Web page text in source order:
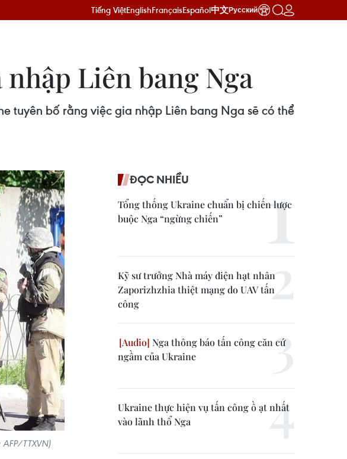
Tiếng ViệtEnglishFrançaisEspañol中文Русский
Liên bang Nga
tuyên bố rằng việc gia nhập Liên bang Nga sẽ có thể
TTXVN)
ĐỌC NHIỀU
Tổng thống Ukraine chuẩn bị chiến lược
buộc Nga “ngừng chiến”
Kỹ sư trưởng Nhà máy điện hạt nhân
Zaporizhzhia thiệt mạng do UAV tấn
công
Nga thông báo tấn công căn cứ
ngầm của Ukraine
Ukraine thực hiện vụ tấn công ồ ạt nhất
vào lãnh thổ Nga